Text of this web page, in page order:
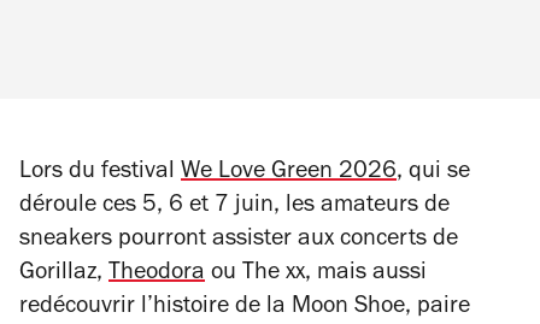
Lors du festival We Love Green 2026, qui se
déroule ces 5, 6 et 7 juin, les amateurs de
sneakers pourront assister aux concerts de
Gorillaz, Theodora ou The xx, mais aussi
redécouvrir l’histoire de la Moon Shoe, paire